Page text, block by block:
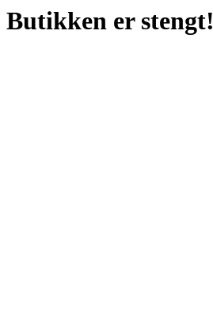
Butikken er stengt!